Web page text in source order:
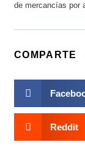
de mercancías por
COMPARTE
Reddit